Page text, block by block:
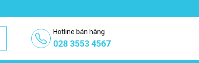
Hotline bán hàng
028 3553 4567